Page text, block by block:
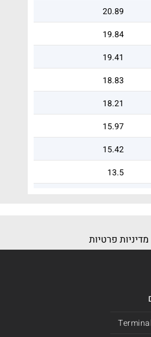
20.89
19.84
19.41
18.83
18.21
15.97
15.42
13.5
מדיניות פרטיות